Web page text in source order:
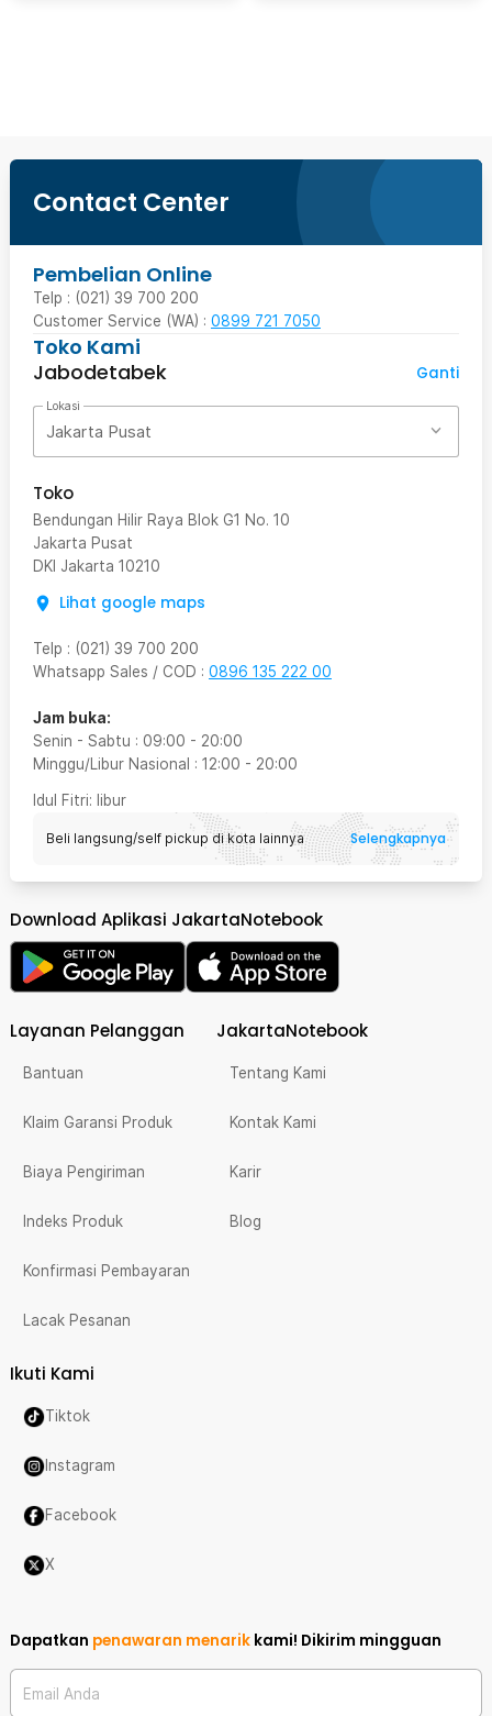
Contact Center
Pembelian Online
Telp : (021) 39 700 200
Customer Service (WA) : 0899 721 7050
Toko Kami
Jabodetabek
Ganti
Lokasi
Jakarta Pusat
Toko
Bendungan Hilir Raya Blok G1 No. 10
Jakarta Pusat
DKI Jakarta 10210
Lihat google maps
Telp : (021) 39 700 200
Whatsapp Sales / COD : 0896 135 222 00
Jam buka:
Senin - Sabtu : 09:00 - 20:00
Minggu/Libur Nasional : 12:00 - 20:00
Idul Fitri: libur
Beli langsung/self pickup di kota lainnya Selengkapnya
Download Aplikasi JakartaNotebook
Layanan Pelanggan
Bantuan
Klaim Garansi Produk
Biaya Pengiriman
Indeks Produk
Konfirmasi Pembayaran
Lacak Pesanan
JakartaNotebook
Tentang Kami
Kontak Kami
Karir
Blog
Ikuti Kami
Tiktok
Instagram
Facebook
X
Dapatkan penawaran menarik kami! Dikirim mingguan
Email Anda